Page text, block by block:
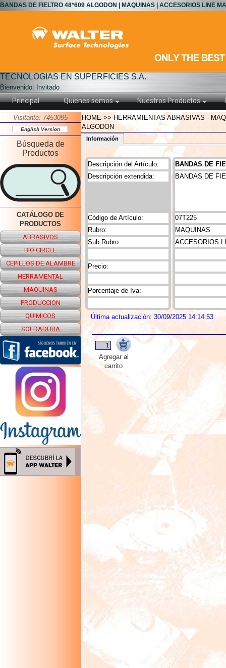
BANDAS DE FIELTRO 48*609 ALGODON | MAQUINAS | ACCESORIOS LINE
TECNOLOGIAS EN SUPERFICIES S.A.
Bienvenido: Invitado
Principal Quienes somos Nuestros Productos
Visitante: 7453095
English Version
Búsqueda de
Productos
CATÁLOGO DE
PRODUCTOS
ABRASIVOS
BIO CIRCLE
CEPILLOS DE ALAMBRE
HERRAMENTAL
MAQUINAS
PRODUCCION
QUIMICOS
SOLDADURA
HOME >> HERRAMIENTAS ABRASIVAS -
ALGODON
Información
Descripción del Artículo:
Código de Artículo:
Rubro:
Sub Rubro:
Precio:
Descripción extendida:
Porcentaje de Iva:
BANDAS DE
07T225
MAQUINAS
ACCESORIOS
BANDAS DE
Última actualización: 30/09/2025 14:14:53
Agregar al
carrito